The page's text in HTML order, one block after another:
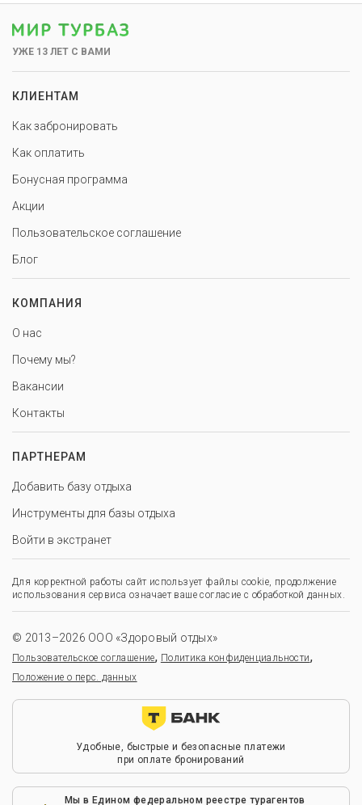
УЖЕ 13 ЛЕТ С ВАМИ
КЛИЕНТАМ
Как забронировать
Как оплатить
Бонусная программа
Акции
Пользовательское соглашение
Блог
КОМПАНИЯ
О нас
Почему мы?
Вакансии
Контакты
ПАРТНЕРАМ
Добавить базу отдыха
Инструменты для базы отдыха
Войти в экстранет
Для корректной работы сайт использует файлы cookie, продолжение
использования сервиса означает ваше согласие с обработкой данных.
© 2013–2026 ООО «Здоровый отдых»
Пользовательское соглашение, Политика конфиденциальности,
Положение о перс. данных
Удобные, быстрые и безопасные платежи
при оплате бронирований
Мы в Едином федеральном реестре турагентов